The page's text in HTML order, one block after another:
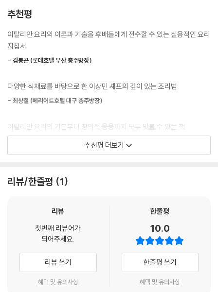
부드러운 크림과 상큼한 토마토의 만남 | 잠봉 로제 리조또
4
Pizza
피자
화덕피자의 기본이자 완성 | 페퍼로니 피자
미친 버섯 향에 쫄깃한 식감까지 | 트러플 풍기 피자
매콤 짭조름, 맛있게 자극적인 | 디아볼라 피자
갈릭디핑 소스, 찍지 말고 바르세요 | 갈릭칠리 쉬림프 피자
다양한 치즈가 듬뿍 들어간 | 콰트로 포르마지 피자
맛과 건강을 동시에 잡다 | 잠봉&루꼴라 피자
눈과 입이 즐거운 특별한 레시피 | 무화과&리코타 피자
은은한 훈제 향과 상큼한 오렌지의 조화 | 바베큐 오리 구이 피자
피자 위에서 춤추는 가쓰오부시 | 오코노미야끼 피자
앤초비의 짬쪼름한 감칠맛이 일품인 | 파리지엥 피자
입안에서 살살 녹는 부드러움 | 잠봉&아보카도 피자
고기의 진한 감칠맛이 폭발한다 | 라구 피자
크림치즈와 부추 향의 완벽한 조화 | 부추 크림치즈 피자
피자에 바나나를 넣으면 반하나? | 하몽&바나나 피자
2. 끓으면 면을 넣고 마늘 퓨레와 부추, 소금, 후추 간을 하여 졸이고 마지
3. 접시에 파스타를 담은 뒤, 다진 부추를 올려서 파마산 치즈 가루로 마무
리한다.
--- 본문 중에서
리코타 샐러드를 통해 입에서 녹는 달콤함과 부드러움을 입안 가득 느껴
보는 즐거움을 맛볼 수도 있다. 또, 부추 알리오올리오와 골뱅이 오일 페투
치네, 곱창 스파게티를 만들어 먹으며 부추와 골뱅이, 곱창의 화려한 변신
는 이탈리아 리조또에서 인도의 맛을 느낄 수도 있고, 애호박&바질 페스토
부속 재료가 아닌 이탈리안 피자의 주인공으로 느껴지며, 재미있고 신선한
느낌을 안겨 줄 것이다. 자, 이제 냉장고 속 재료와 일상의 음식들로 감각적
며 눈과 귀와 코를 즐겁게 하고 싶다.”는 이상민 셰프의 바람처럼, 당신의
눈과 귀와 코가 즐거운 이탈리안 요리가 탄생할 것이다.
추천평
이탈리안 요리의 이론과 기술을 후배들에게 전수할 수 있는 실용적인 요리
지침서
- 김봉곤 (롯데호텔 부산 총주방장)
다양한 식재료를 바탕으로 한 이상민 셰프의 깊이 있는 조리법
- 최상철 (메리어트호텔 대구 총주방장)
이탈리안 요리의 기본부터 창의적 응용까지 모두 맛볼 수 있는 책
- 정태훈 (그랜드 조선호텔 제주 주방장)
이탈리아 미식 예술로 향하는 한 권의 여정입니다
추천평 더보기
리뷰/한줄평 1
리뷰
첫번째 리뷰어가
되어주세요.
리뷰 쓰기
혜택 및 유의사항
한줄평
10.0
한줄평 쓰기
혜택 및 유의사항